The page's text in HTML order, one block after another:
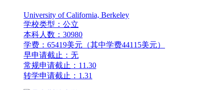
University of California, Berkeley
学校类型：公立
本科人数：30980
学费：65419美元（其中学费44115美元）
早申请截止：无
常规申请截止：11.30
转学申请截止：1.31